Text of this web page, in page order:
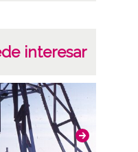
interesar